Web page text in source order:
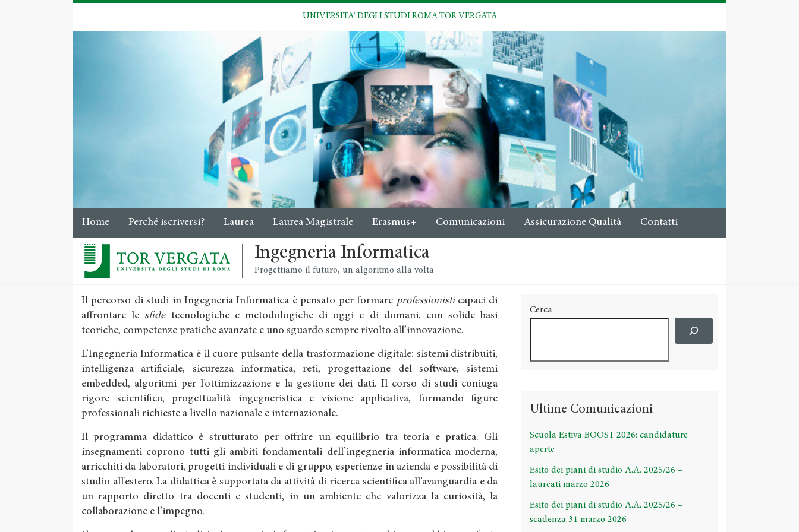
UNIVERSITA' DEGLI STUDI ROMA TOR VERGATA
Home Perché iscriversi? Laurea Laurea Magistrale Erasmus+ Comunicazioni Assicurazione Qualità Contatti
Ingegneria Informatica
Progettiamo il futuro, un algoritmo alla volta
Il percorso di studi in Ingegneria Informatica è pensato per formare professionisticapaci di
affrontare le sfidetecnologiche e metodologiche di oggi e di domani, con solide basi
teoriche, competenze pratiche avanzate e uno sguardo sempre rivolto all’innovazione.
L’Ingegneria Informatica è il cuore pulsante della trasformazione digitale: sistemi distribuiti,
intelligenza artificiale, sicurezza informatica, reti, progettazione del software, sistemi
embedded, algoritmi per l’ottimizzazione e la gestione dei dati. Il corso di studi coniuga
rigore scientifico, progettualità ingegneristica e visione applicativa, formando figure
professionali richieste a livello nazionale e internazionale.
Il programma didattico è strutturato per offrire un equilibrio tra teoria e pratica. Gli
insegnamenti coprono tutti gli ambiti fondamentali dell’ingegneria informatica moderna,
arricchiti da laboratori, progetti individuali e di gruppo, esperienze in azienda e possibilità di
studio all’estero. La didattica è supportata da attività di ricerca scientifica all’avanguardia e da
un rapporto diretto tra docenti e studenti, in un ambiente che valorizza la curiosità, la
collaborazione e l’impegno.
Cerca
Ultime Comunicazioni
Scuola Estiva BOOST 2026: candidature
aperte
Esito dei piani di studio A.A. 2025/26 –
laureati marzo 2026
Esito dei piani di studio A.A. 2025/26 –
scadenza 31 marzo 2026